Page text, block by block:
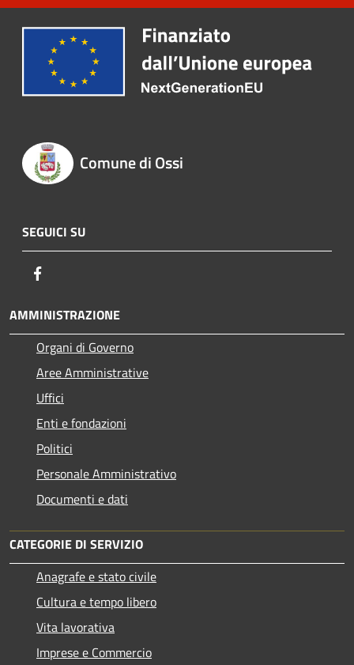
Comune di Ossi
SEGUICI SU
AMMINISTRAZIONE
Organi di Governo
Aree Amministrative
Uffici
Enti e fondazioni
Politici
Personale Amministrativo
Documenti e dati
CATEGORIE DI SERVIZIO
Anagrafe e stato civile
Cultura e tempo libero
Vita lavorativa
Imprese e Commercio